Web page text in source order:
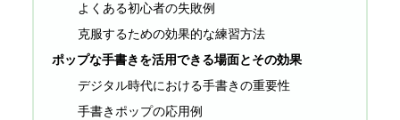
よくある初心者の失敗例
克服するための効果的な練習方法
ポップな手書きを活用できる場面とその効果
デジタル時代における手書きの重要性
手書きポップの応用例